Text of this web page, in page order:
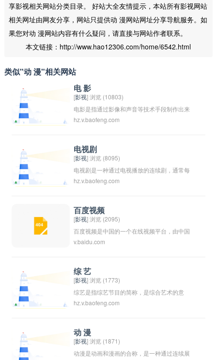
享影视相关网站分类目录。 好站大全友情提示，本站所有影视网站
相关网址由网友分享，网站只提供动 漫网站网址分享导航服务。如
果您对动 漫网站内容有什么疑问，请直接与网站作者联系。
本文链接：http://www.hao12306.com/home/6542.html
类似"动 漫"相关网站
电 影
[影视] 浏览 (10803)
电影是指通过影像和声音等技术手段制作出来
的表现社会生活、人类思想和文化的艺术作
等元素，通过投影在屏幕上展示给观众观看。
电影是一种重要的大众文化娱乐形式，也是影
响人们思想观念、价值观念的重要工具。
hz.v.baofeng.com
电视剧
[影视] 浏览 (8095)
电视剧是一种通过电视播放的连续剧，通常每
集时间较短，以连续剧情来吸引观众。电视剧
剧等等。在不同国家和地区，电视剧也有着不
同的风格和制作水平，成为人们日常生活中不
可或缺的娱乐方式之一。由于其独特的表现形
式和持续剧情，电视剧也能够深入探讨社会问
一。
hz.v.baofeng.com
百度视频
[影视] 浏览 (2095)
百度视频是中国的一个在线视频平台，由中国
的搜索引擎巨头百度公司运营。用户可以在百
影、电视剧、综艺节目、动画片等。百度视频
还提供了付费会员服务，让用户可以享受更多
的高清、无广告的视频内容。
v.baidu.com
综 艺
[影视] 浏览 (1773)
综艺是指综艺节目的简称，是综合艺术的意
思。综艺节目通常是以多种形式的艺术表现为
彩的表演形式。综艺节目在电视台广播，吸引
广大观众的喜爱。
hz.v.baofeng.com
动 漫
[影视] 浏览 (1871)
动漫是动画和漫画的合称，是一种通过连续展